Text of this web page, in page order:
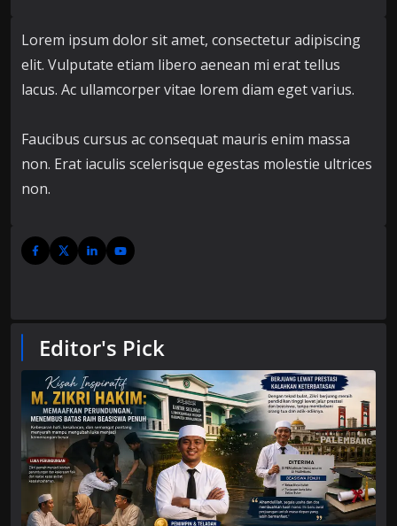
Lorem ipsum dolor sit amet, consectetur adipiscing
elit. Vulputate etiam libero aenean mi erat tellus
lacus. Ac ullamcorper vitae lorem diam eget varius.
Faucibus cursus ac consequat mauris enim massa
non. Erat iaculis scelerisque egestas molestie ultrices
non.
Editor's Pick